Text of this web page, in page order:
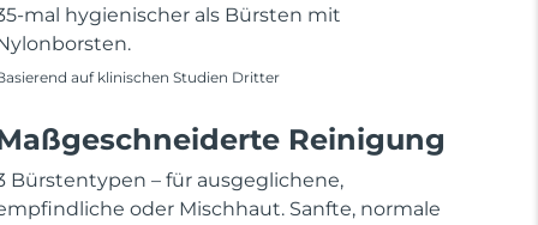
mal hygienischer als Bürsten mit
auf klinischen Studien Dritter
Reinigung
Bürstentypen – für ausgeglichene,
oder Mischhaut. Sanfte, normale